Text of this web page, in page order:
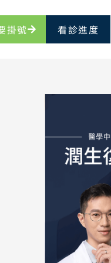
掛號 看診進度